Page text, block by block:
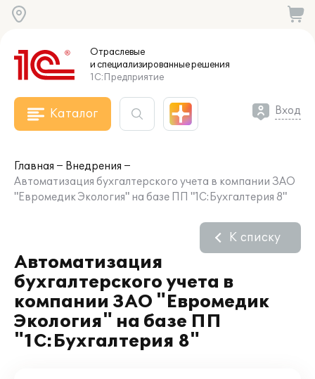
Отраслевые
и специализированныерешения
1С:Предприятие
Каталог Вход
Главная
Внедрения
Автоматизация бухгалтерского учета в компании ЗАО
"Евромедик Экология" на базе ПП "1С:Бухгалтерия 8"
Автоматизация
бухгалтерского учета в
компании ЗАО "Евромедик
Экология" на базе ПП
"1С:Бухгалтерия 8"
К списку